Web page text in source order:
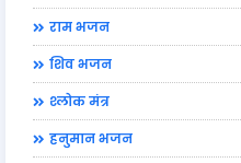
राम भजन
शिव भजन
श्लोक मंत्र
हनुमान भजन